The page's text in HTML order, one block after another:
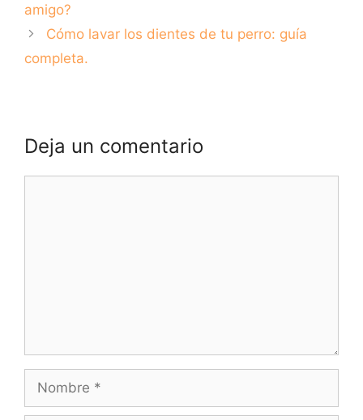
amigo?
Cómo lavar los dientes de tu perro: guía
completa.
Deja un comentario